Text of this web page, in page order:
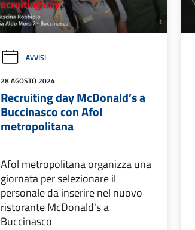
AVVISI
28 AGOSTO 2024
Recruiting day McDonald’s a
Buccinasco con Afol
metropolitana
Afol metropolitana organizza una
giornata per selezionare il
personale da inserire nel nuovo
ristorante McDonald's a
Buccinasco